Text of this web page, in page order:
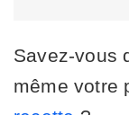
Savez-vous
même votre